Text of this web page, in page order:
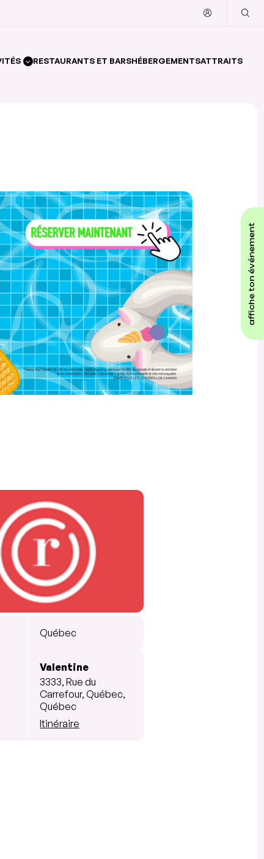
RESTAURANTS ET BARSHÉBERGEMENTSATTRAITS
affiche ton événement
Québec
Valentine
3333, Rue du
Carrefour, Québec,
Québec
Itinéraire